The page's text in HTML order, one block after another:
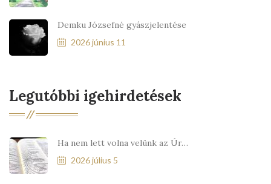
Demku Józsefné gyászjelentése
2026 június 11
Legutóbbi igehirdetések
Ha nem lett volna velünk az Úr…
2026 július 5